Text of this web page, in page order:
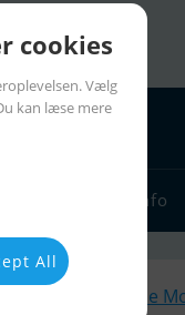
Sejlerinfo
Lignende
cookies
Vælg
kan læse mere
All